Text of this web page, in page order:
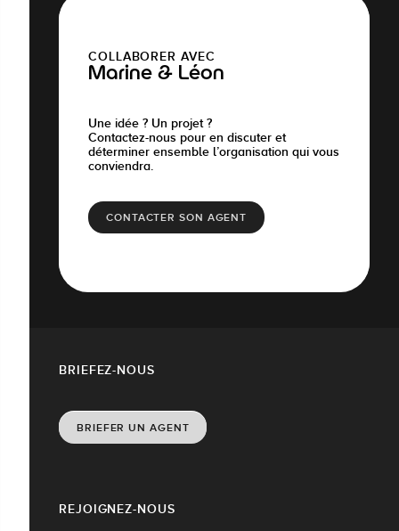
COLLABORER AVEC
Marine & Léon
Une idée ? Un projet ?
Contactez-nous pour en discuter et
déterminer ensemble l’organisation qui vous
conviendra.
CONTACTER SON AGENT
REJOIGNEZ-NOUS
BRIEFEZ-NOUS
BRIEFER UN AGENT